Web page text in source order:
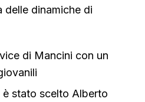
dinamiche di
di Mancini con un
stato scelto Alberto